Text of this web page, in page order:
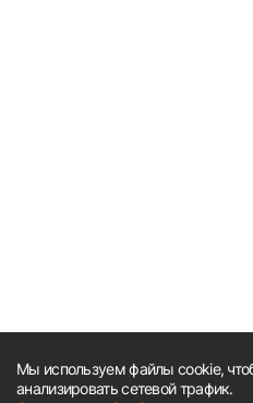
Мы используем файлы cookie,
анализировать сетевой трафик.